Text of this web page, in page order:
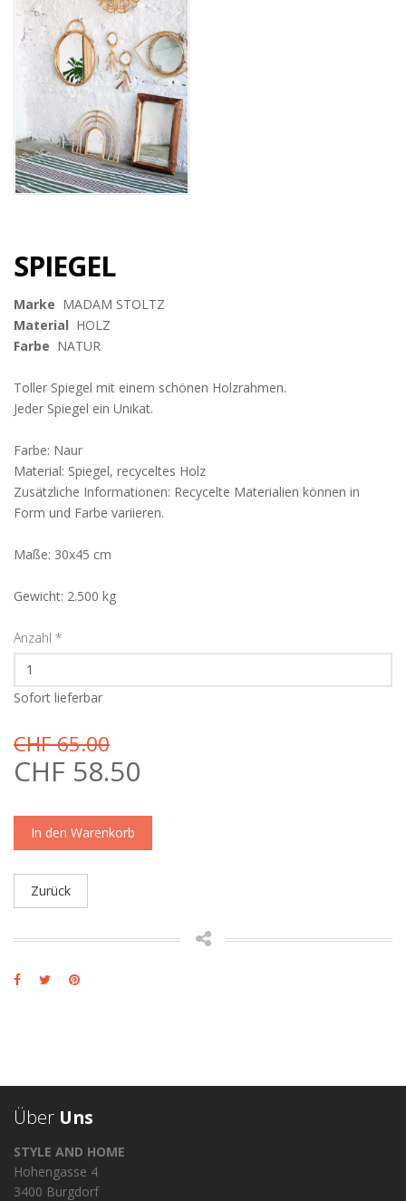
SPIEGEL
Marke MADAM STOLTZ
Material HOLZ
Farbe NATUR
Toller Spiegel mit einem schönen Holzrahmen.
Jeder Spiegel ein Unikat.
Farbe: Naur
Material: Spiegel, recyceltes Holz
Zusätzliche Informationen: Recycelte Materialien können in
Form und Farbe variieren.
Maße: 30x45 cm
Gewicht: 2.500 kg
Anzahl *
Sofort lieferbar
CHF 65.00
CHF 58.50
In den Warenkorb
Zurück
Über Uns
STYLE AND HOME
Hohengasse 4
3400 Burgdorf